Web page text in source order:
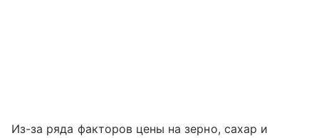
Из-за ряда факторов цены на зерно, сахар и